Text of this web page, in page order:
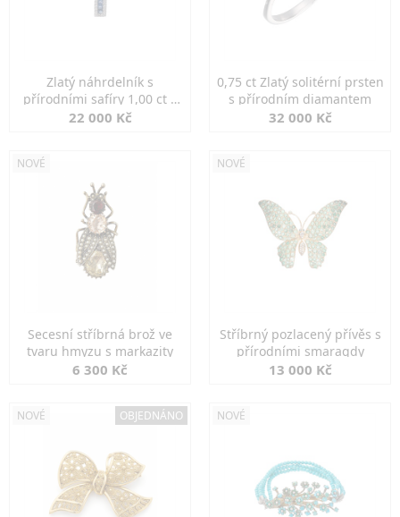
Zlatý náhrdelník s
přírodními safíry 1,00 ct a
diamanty
22 000 Kč
0,75 ct Zlatý solitérní prsten
s přírodním diamantem
32 000 Kč
NOVÉ
Secesní stříbrná brož ve
tvaru hmyzu s markazity
6 300 Kč
NOVÉ
Stříbrný pozlacený přívěs s
přírodními smaragdy
13 000 Kč
NOVÉ OBJEDNÁNO NOVÉ